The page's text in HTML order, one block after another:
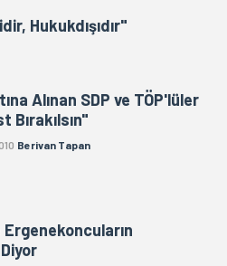
Hukukdışıdır"
Alınan SDP ve TÖP'lüler
Bırakılsın"
Berivan Tapan